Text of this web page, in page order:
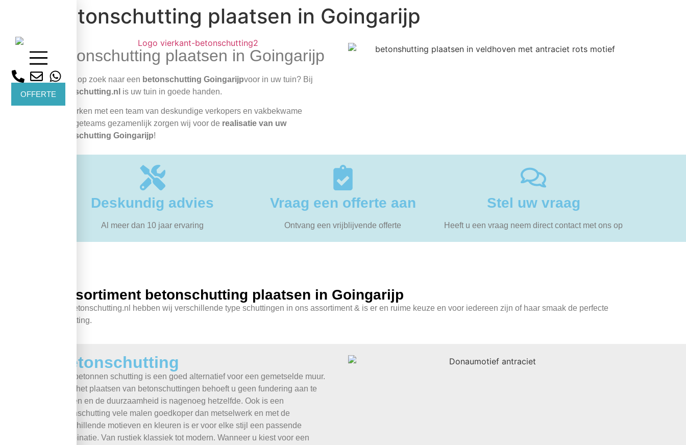
OFFERTE
Betonschutting plaatsen in Goingarijp
Betonschutting plaatsen in Goingarijp
Bent u op zoek naar een betonschutting Goingarijpvoor in uw tuin? Bij
betonschutting.nl is uw tuin in goede handen.
Wij werken met een team van deskundige verkopers en vakbekwame
montageteams gezamenlijk zorgen wij voor de realisatie van uw
betonschutting Goingarijp!
Deskundig advies
Al meer dan 10 jaar ervaring
Vraag een offerte aan
Ontvang een vrijblijvende offerte
Stel uw vraag
Heeft u een vraag neem direct contact met ons op
Assortiment betonschutting plaatsen in Goingarijp
Bij betonschutting.nl hebben wij verschillende type schuttingen in ons assortiment & is er en ruime keuze en voor iedereen zijn of haar smaak de perfecte
schutting.
Betonschutting
Een betonnen schutting is een goed alternatief voor een gemetselde muur.
Voor het plaatsen van betonschuttingen behoeft u geen fundering aan te
leggen en de duurzaamheid is nagenoeg hetzelfde. Ook is een
betonschutting vele malen goedkoper dan metselwerk en met de
verschillende motieven en kleuren is er voor elke stijl een passende
combinatie. Van rustiek klassiek tot modern. Wanneer u kiest voor een